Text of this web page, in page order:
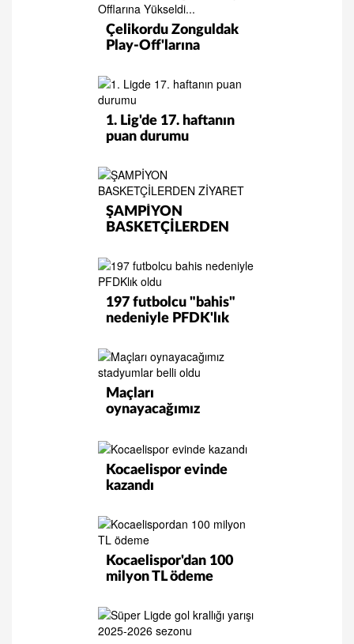
Çelikordu Zonguldak
Play-Off'larına
1. Lig'de 17. haftanın
puan durumu
ŞAMPİYON
BASKETÇİLERDEN
197 futbolcu "bahis"
nedeniyle PFDK'lık
Maçları
oynayacağımız
Kocaelispor evinde
kazandı
Kocaelispor'dan 100
milyon TL ödeme